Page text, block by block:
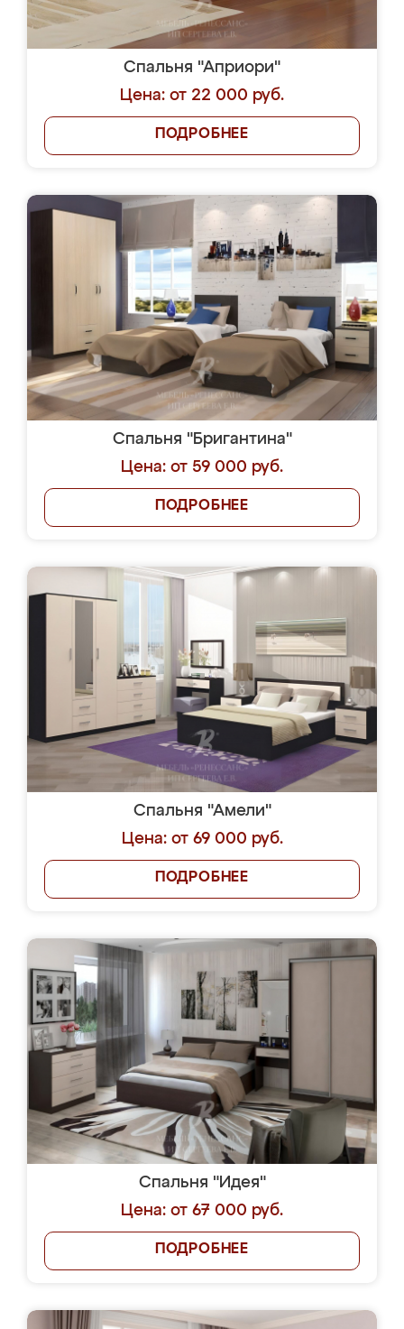
Спальня "Априори"
Цена: от 22 000 руб.
ПОДРОБНЕЕ
Спальня "Бригантина"
Цена: от 59 000 руб.
ПОДРОБНЕЕ
Спальня "Амели"
Цена: от 69 000 руб.
ПОДРОБНЕЕ
Спальня "Идея"
Цена: от 67 000 руб.
ПОДРОБНЕЕ